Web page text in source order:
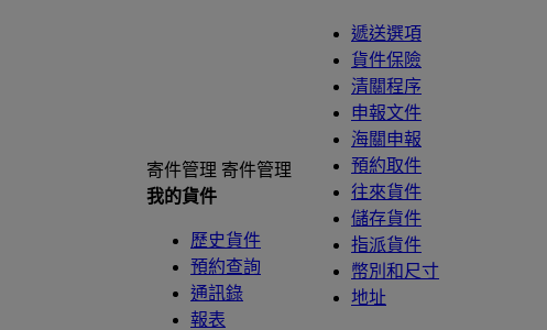
寄件管理 寄件管理
我的貨件
歷史貨件
預約查詢
通訊錄
報表
遞送選項
貨件保險
清關程序
申報文件
海關申報
預約取件
往來貨件
儲存貨件
指派貨件
幣別和尺寸
地址